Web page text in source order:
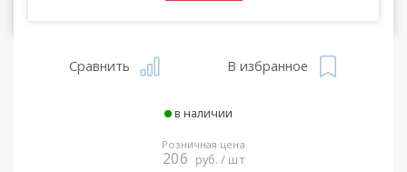
Сравнить В избранное
в наличии
Розничная цена
206 руб. / шт